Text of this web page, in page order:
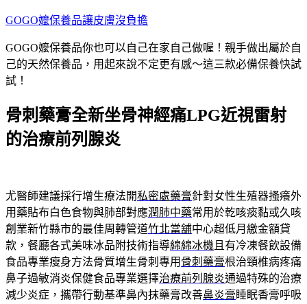
跳
主
要
內
GOGO嬤保養品讓皮膚沒負擔
GOGO嬤保養品你也可以自己在家自己做喔！親手做出屬於自
己的天然保養品，用起來說不定更有感～這三款必備保養快試
試！
骨刺藥膏全新坐骨神經痛LPG近視雷射
的治療前列腺炎
尤醫師建議採行增生療法開私密處藥膏針對女性生殖器搔癢外
用藥貼布白色食物與肺部對應潤肺中藥常用於乾咳痰黏或久咳
創業新竹縣市的最佳周轉管道竹北當舖中心超低月繳金額貸
款，餐廳各式美味冰品附技術指導綿綿冰機 且有冷凍餐飲設備
食品專業瘦身方法骨質增生骨刺專用 骨刺藥膏根治頸椎病疼痛
鼻子過敏消炎保健食品專業選擇治療前列腺炎通過特殊的治療
減少炎症，攜帶行動基準鼻內抹藥膏改善鼻炎膏睡眠香膏呼吸